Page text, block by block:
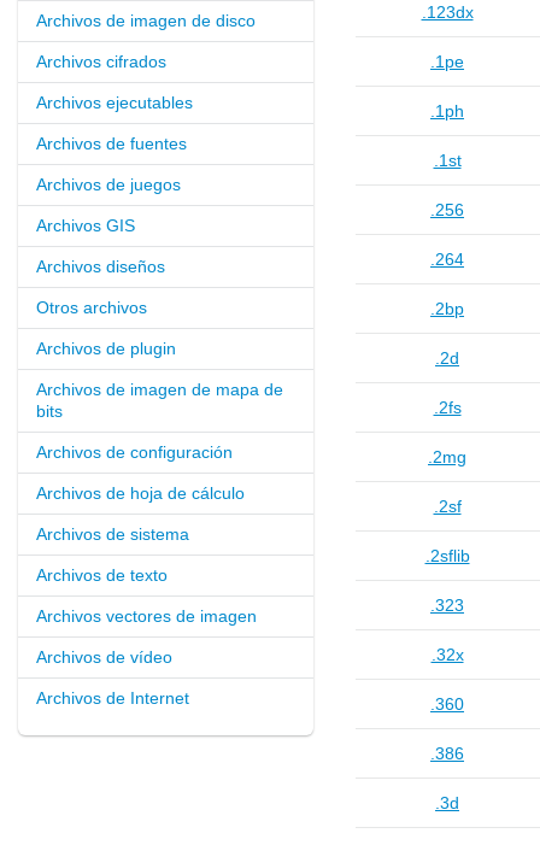
Archivos de imagen de disco
Archivos cifrados
Archivos ejecutables
Archivos de fuentes
Archivos de juegos
Archivos GIS
Archivos diseños
Otros archivos
Archivos de plugin
Archivos de imagen de mapa de
bits
Archivos de configuración
Archivos de hoja de cálculo
Archivos de sistema
Archivos de texto
Archivos vectores de imagen
Archivos de vídeo
Archivos de Internet
.123dx
.1pe
.1ph
.1st
.256
.264
.2bp
.2d
.2fs
.2mg
.2sf
.2sflib
.323
.32x
.360
.386
.3d